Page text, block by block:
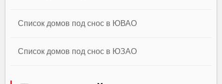
Список домов под снос в ЮВАО
Список домов под снос в ЮЗАО